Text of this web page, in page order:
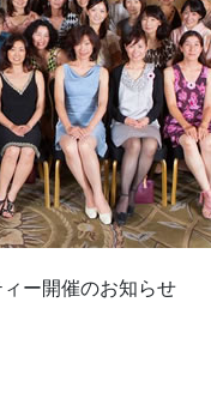
ー開催のお知らせ